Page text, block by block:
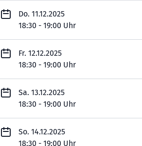
Do. 11.12.2025
18:30 - 19:00 Uhr
Fr. 12.12.2025
18:30 - 19:00 Uhr
Sa. 13.12.2025
18:30 - 19:00 Uhr
So. 14.12.2025
18:30 - 19:00 Uhr